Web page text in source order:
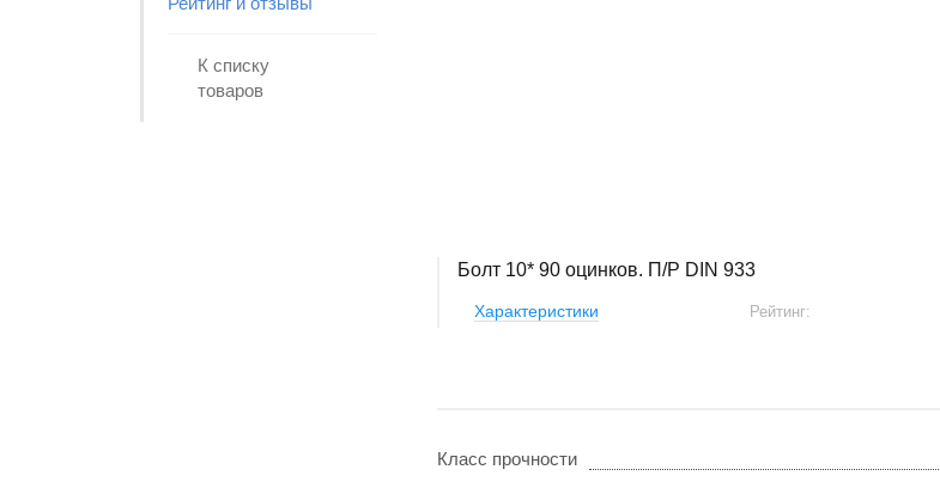
К списку
товаров
Болт 10* 90 оцинков. П/Р DIN 933
Характеристики Рейтинг:
Класс прочности